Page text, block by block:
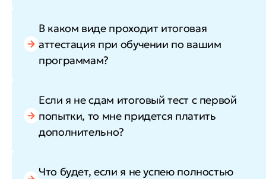
В каком виде проходит итоговая
аттестация при обучении по вашим
программам?
Если я не сдам итоговый тест с первой
попытки, то мне придется платить
дополнительно?
Что будет, если я не успею полностью